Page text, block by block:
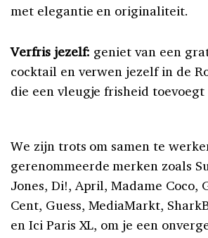
met elegantie en originaliteit.
Verfris jezelf: geniet van een
cocktail en verwen jezelf in de
die een vleugje frisheid
We zijn trots om samen te
gerenommeerde merken zoals
Jones, Di!, April, Madame Coco,
Cent, Guess, MediaMarkt,
en Ici Paris XL, om je een